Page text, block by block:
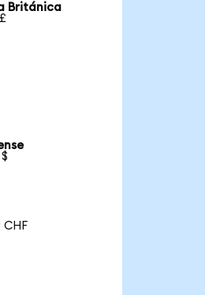
Británica
CHF